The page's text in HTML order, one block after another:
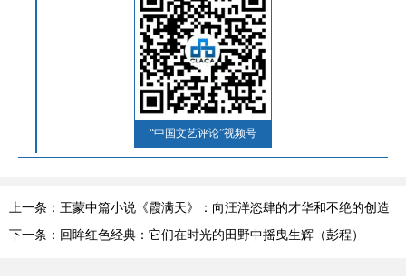
“中国文艺评论”视频号
上一条：王蒙中篇小说《霞满天》：向汪洋恣肆的才华和不绝的创造
力致敬
下一条：回眸红色经典：它们在时光的田野中摇曳生辉（彭程）